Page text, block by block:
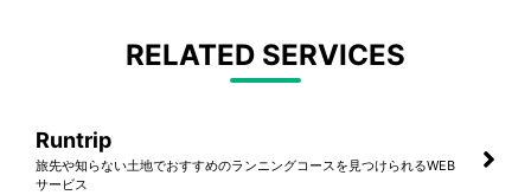
RELATED SERVICES
Runtrip
旅先や知らない土地でおすすめのランニングコースを見つけられるWEB
サービス